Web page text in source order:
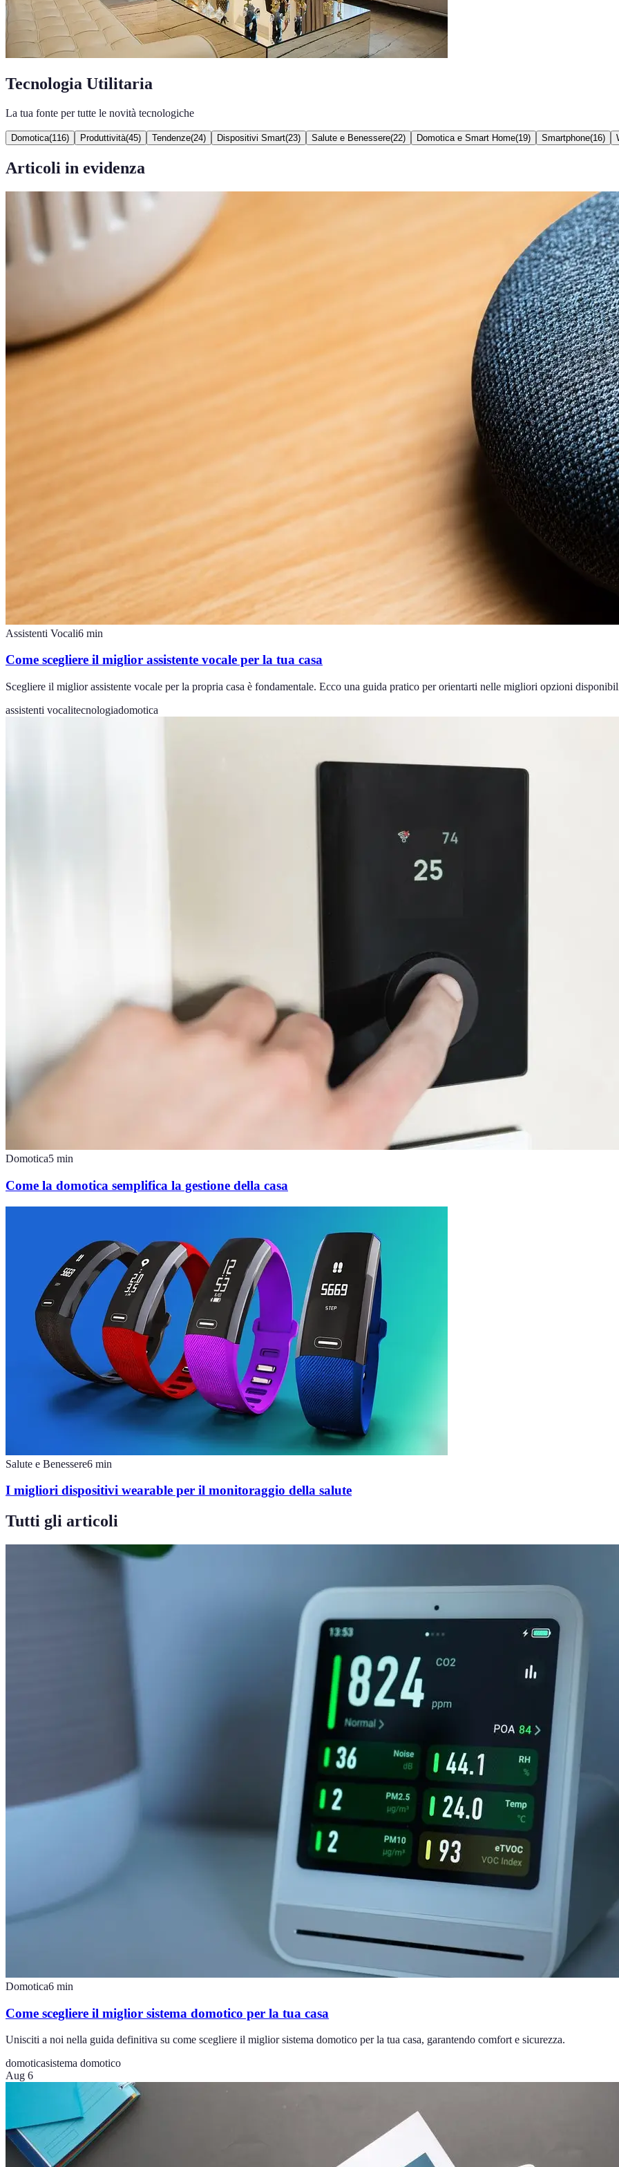
Tecnologia Utilitaria
La tua fonte per tutte le novità tecnologiche
Domotica(116) Produttività(45) Tendenze(24) Dispositivi Smart(23) Salute e Benessere(22) Domotica e Smart Home(19) Smartphone(16)
Articoli in evidenza
Assistenti Vocali6 min
Come scegliere il miglior assistente vocale per la tua casa
Scegliere il miglior assistente vocale per la propria casa è fondamentale. Ecco una guida pratico per orientarti nelle migliori opzioni
assistenti vocalitecnologiadomotica
Domotica5 min
Come la domotica semplifica la gestione della casa
Salute e Benessere6 min
I migliori dispositivi wearable per il monitoraggio della salute
Tutti gli articoli
Domotica6 min
Come scegliere il miglior sistema domotico per la tua casa
Unisciti a noi nella guida definitiva su come scegliere il miglior sistema domotico per la tua casa, garantendo comfort e sicurezza.
domoticasistema domotico
Aug 6